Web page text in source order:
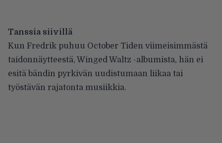
Tanssia siivillä
Kun Fredrik puhuu October Tiden viimeisimmästä
taidonnäytteestä, Winged Waltz -albumista, hän ei
esitä bändin pyrkivän uudistumaan liikaa tai
työstävän rajatonta musiikkia.